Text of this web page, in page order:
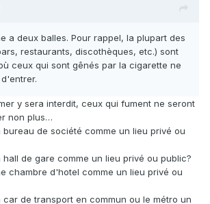
a deux balles. Pour rappel, la plupart des
restaurants, discothèques, etc.) sont
ceux qui sont gênés par la cigarette ne
y sera interdit, ceux qui fument ne seront
non plus…
de société comme un lieu privé ou
de gare comme un lieu privé ou public?
chambre d'hotel comme un lieu privé ou
de transport en commun ou le métro un